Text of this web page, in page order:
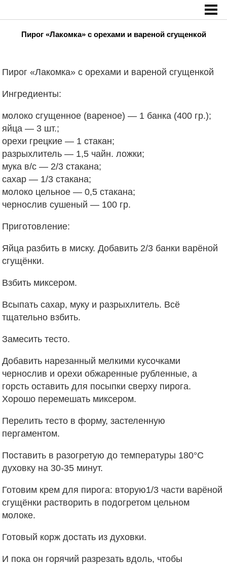
Пирог «Лакомка» с орехами и вареной сгущенкой
Пирог «Лакомка» с орехами и вареной сгущенкой
Ингредиенты:
молоко сгущенное (вареное) — 1 банка (400 гр.);
яйца — 3 шт.;
орехи грецкие — 1 стакан;
разрыхлитель — 1,5 чайн. ложки;
мука в/с — 2/3 стакана;
сахар — 1/3 стакана;
молоко цельное — 0,5 стакана;
чернослив сушеный — 100 гр.
Приготовление:
Яйца разбить в миску. Добавить 2/3 банки варёной
сгущёнки.
Взбить миксером.
Всыпать сахар, муку и разрыхлитель. Всё
тщательно взбить.
Замесить тесто.
Добавить нарезанный мелкими кусочками
чернослив и орехи обжаренные рубленные, а
горсть оставить для посыпки сверху пирога.
Хорошо перемешать миксером.
Перелить тесто в форму, застеленную
пергаментом.
Поставить в разогретую до температуры 180°С
духовку на 30-35 минут.
Готовим крем для пирога: вторую1/3 части варёной
сгущёнки растворить в подогретом цельном
молоке.
Готовый корж достать из духовки.
И пока он горячий разрезать вдоль, чтобы